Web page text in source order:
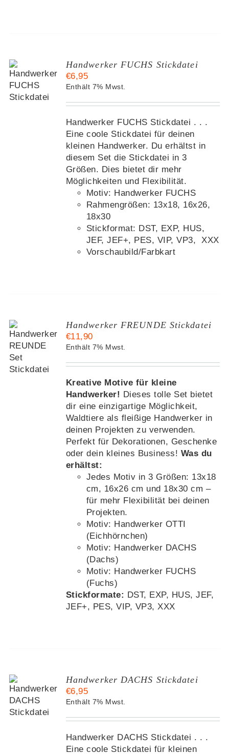
Handwerker FUCHS Stickdatei
€6,95
Enthält 7% Mwst.
Handwerker FUCHS Stickdatei . . .
Eine coole Stickdatei für deinen
kleinen Handwerker. Du erhältst in
diesem Set die Stickdatei in 3
Größen. Dies bietet dir mehr
Möglichkeiten und Flexibilität.
Motiv: Handwerker FUCHS
Rahmengrößen: 13x18, 16x26,
18x30
Stickformat: DST, EXP, HUS,
JEF, JEF+, PES, VIP, VP3, XXX
Vorschaubild/Farbkart
Handwerker FREUNDE Stickdatei
€11,90
Enthält 7% Mwst.
Kreative Motive für kleine
Handwerker! Dieses tolle Set bietet
dir eine einzigartige Möglichkeit,
Waldtiere als fleißige Handwerker in
deinen Projekten zu verwenden.
Perfekt für Dekorationen, Geschenke
oder dein kleines Business! Was du
erhältst:
Jedes Motiv in 3 Größen: 13x18
cm, 16x26 cm und 18x30 cm –
für mehr Flexibilität bei deinen
Projekten.
Motiv: Handwerker OTTI
(Eichhörnchen)
Motiv: Handwerker DACHS
(Dachs)
Motiv: Handwerker FUCHS
(Fuchs)
Stickformate: DST, EXP, HUS, JEF,
JEF+, PES, VIP, VP3, XXX
Handwerker DACHS Stickdatei
€6,95
Enthält 7% Mwst.
Handwerker DACHS Stickdatei . . .
Eine coole Stickdatei für kleinen